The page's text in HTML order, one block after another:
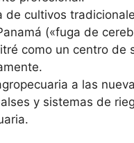
de cultivos
(«fuga de
como un centro
a las
y sistemas de